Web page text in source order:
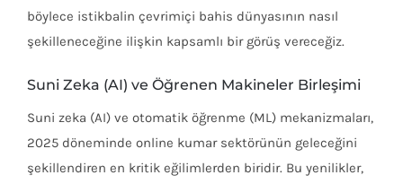
böylece istikbalin çevrimiçi bahis dünyasının nasıl
şekilleneceğine ilişkin kapsamlı bir görüş vereceğiz.
Suni Zeka (AI) ve Öğrenen Makineler Birleşimi
Suni zeka (AI) ve otomatik öğrenme (ML) mekanizmaları,
2025 döneminde online kumar sektörünün geleceğini
şekillendiren en kritik eğilimlerden biridir. Bu yenilikler,